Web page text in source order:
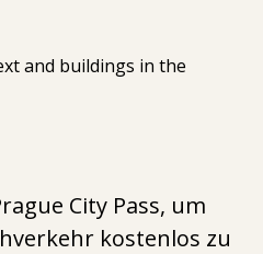
City Pass, um
kostenlos zu